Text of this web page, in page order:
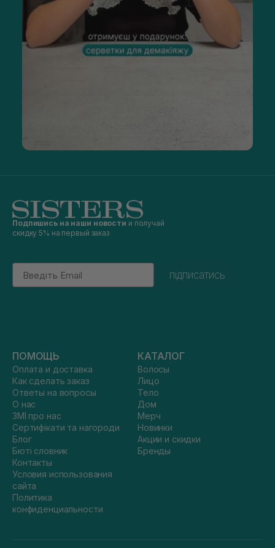
Подпишись на наши новости и получай
скидку 5% на первый заказ
Email
підписатись
ПОМОЩЬ
Оплата и доставка
Как сделать заказ
Ответы на вопросы
О нас
ЗМІ про нас
Сертифікати та нагороди
Блог
Бюті словник
Контакты
Условия использования
сайта
Политика
конфиденциальности
КАТАЛОГ
Волосы
Лицо
Тело
Дом
Мерч
Новинки
Акции и скидки
Бренды